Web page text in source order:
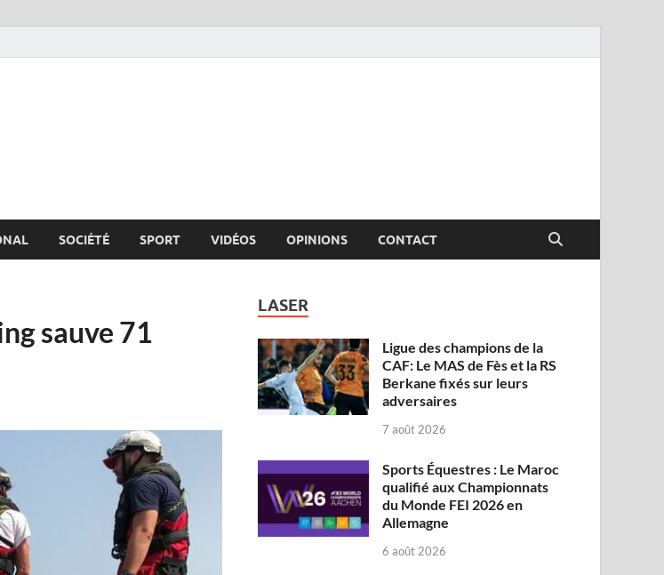
SOCIÉTÉ SPORT VIDÉOS OPINIONS CONTACT
sauve 71
LASER
Ligue des champions de la
CAF: Le MAS de Fès et la RS
Berkane fixés sur leurs
adversaires
7 août 2026
Sports Équestres : Le Maroc
qualifié aux Championnats
du Monde FEI 2026 en
Allemagne
6 août 2026